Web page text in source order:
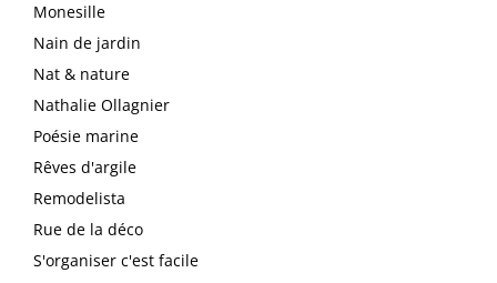
Monesille
Nain de jardin
Nat & nature
Nathalie Ollagnier
Poésie marine
Rêves d'argile
Remodelista
Rue de la déco
S'organiser c'est facile